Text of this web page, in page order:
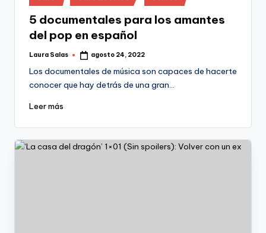
en
5 documentales para los amantes
del pop en español
Publicado
Laura Salas agosto 24, 2022
Los documentales de música son capaces de hacerte
conocer que hay detrás de una gran…
Leer más